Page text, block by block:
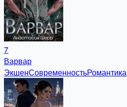
7
Варвар
ЭкшенСовременностьРомантика